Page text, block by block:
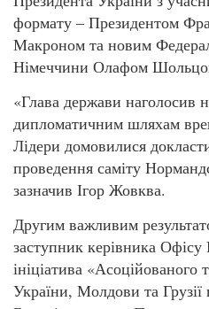
формату – Президентом
Макроном та новим
Німеччини Олафом
«Глава держави наголосив
дипломатичним шляхам
Лідери домовилися
проведення саміту
зазначив Ігор Жовква.
Другим важливим
заступник керівника Офісу
ініціатива «Асоційованого
України, Молдови та